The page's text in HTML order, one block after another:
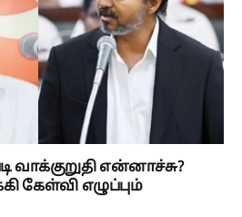
வாக்குறுதி என்னாச்சு?
கேள்வி எழுப்பும்